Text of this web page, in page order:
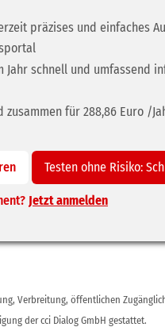
präzises und einfaches
Jahr schnell und umfassend
zusammen für 288,86 Euro /
Testen ohne Risiko:
Jetzt anmelden
Verbreitung, öffentlichen
der cci Dialog GmbH gestattet.